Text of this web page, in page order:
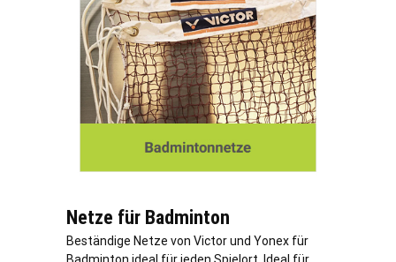
Netze für Badminton
Beständige Netze von Victor und Yonex für